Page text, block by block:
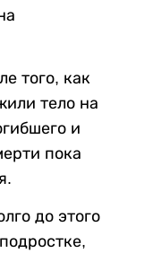
того, как
тело на
и
пока
до этого